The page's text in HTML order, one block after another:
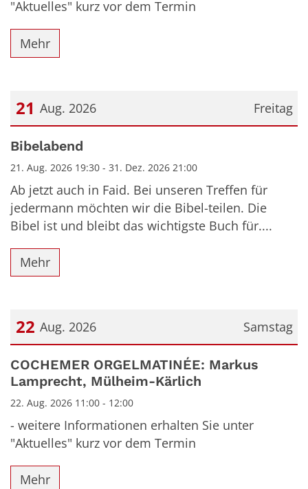
"Aktuelles" kurz vor dem Termin
Mehr
Freitag
21 Aug. 2026
Datum: 21. August 2026
Bibelabend
21. Aug. 2026 19:30 - 31. Dez. 2026 21:00
Ab jetzt auch in Faid. Bei unseren Treffen für
jedermann möchten wir die Bibel-teilen. Die
Bibel ist und bleibt das wichtigste Buch für....
Mehr
Samstag
22 Aug. 2026
Datum: 22. August 2026
COCHEMER ORGELMATINÉE: Markus
Lamprecht, Mülheim-Kärlich
22. Aug. 2026 11:00 - 12:00
- weitere Informationen erhalten Sie unter
"Aktuelles" kurz vor dem Termin
Mehr